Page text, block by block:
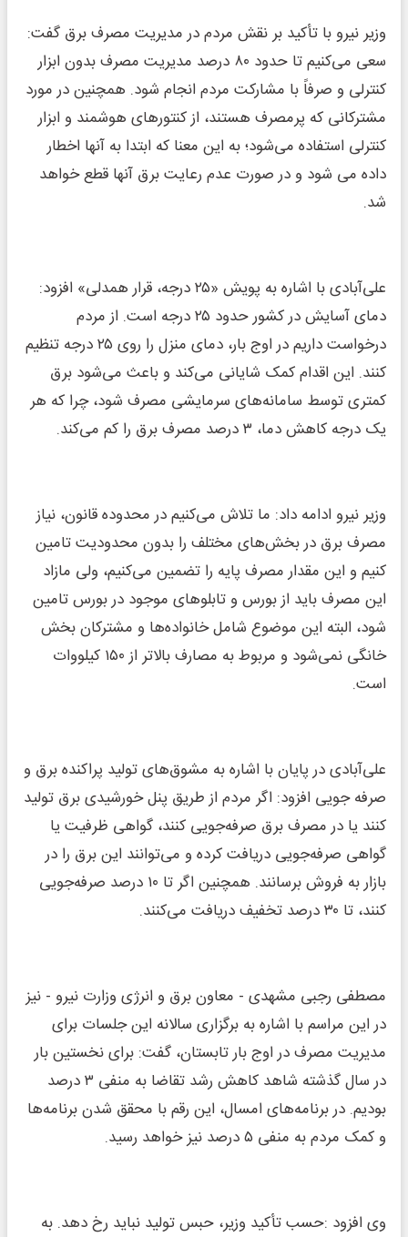
وزیر نیرو با تأکید بر نقش مردم در مدیریت مصرف برق گفت:
سعی می‌کنیم تا حدود ۸۰ درصد مدیریت مصرف بدون ابزار
کنترلی و صرفاً با مشارکت مردم انجام شود. همچنین در مورد
مشترکانی که پرمصرف هستند، از کنتورهای هوشمند و ابزار
کنترلی استفاده می‌شود؛ به این معنا که ابتدا به آنها اخطار
داده می شود و در صورت عدم رعایت برق آنها قطع خواهد
شد.
علی‌آبادی با اشاره به پویش «۲۵ درجه، قرار همدلی» افزود:
دمای آسایش در کشور حدود ۲۵ درجه است. از مردم
درخواست داریم در اوج بار، دمای منزل را روی ۲۵ درجه تنظیم
کنند. این اقدام کمک شایانی می‌کند و باعث می‌شود برق
کمتری توسط سامانه‌های سرمایشی مصرف شود، چرا که هر
یک درجه کاهش دما، ۳ درصد مصرف برق را کم می‌کند.
وزیر نیرو ادامه داد: ما تلاش می‌کنیم در محدوده قانون، نیاز
مصرف برق در بخش‌های مختلف را بدون محدودیت تامین
کنیم و این مقدار مصرف پایه را تضمین می‌کنیم، ولی مازاد
این مصرف باید از بورس و تابلوهای موجود در بورس تامین
شود، البته این موضوع شامل خانواده‌ها و مشترکان بخش
خانگی نمی‌شود و مربوط به مصارف بالاتر از ۱۵۰ کیلووات
است.
علی‌آبادی در پایان با اشاره به مشوق‌های تولید پراکنده برق و
صرفه جویی افزود: اگر مردم از طریق پنل خورشیدی برق تولید
کنند یا در مصرف برق صرفه‌جویی کنند، گواهی ظرفیت یا
گواهی صرفه‌جویی دریافت کرده و می‌توانند این برق را در
بازار به فروش برسانند. همچنین اگر تا ۱۰ درصد صرفه‌جویی
کنند، تا ۳۰ درصد تخفیف دریافت می‌کنند.
مصطفی رجبی مشهدی - معاون برق و انرژی وزارت نیرو - نیز
در این مراسم با اشاره به برگزاری سالانه این جلسات برای
مدیریت مصرف در اوج بار تابستان، گفت: برای نخستین بار
در سال گذشته شاهد کاهش رشد تقاضا به منفی ۳ درصد
بودیم. در برنامه‌های امسال، این رقم با محقق شدن برنامه‌ها
و کمک مردم به منفی ۵ درصد نیز خواهد رسید.
وی افزود :حسب تأکید وزیر، حبس تولید نباید رخ دهد. به